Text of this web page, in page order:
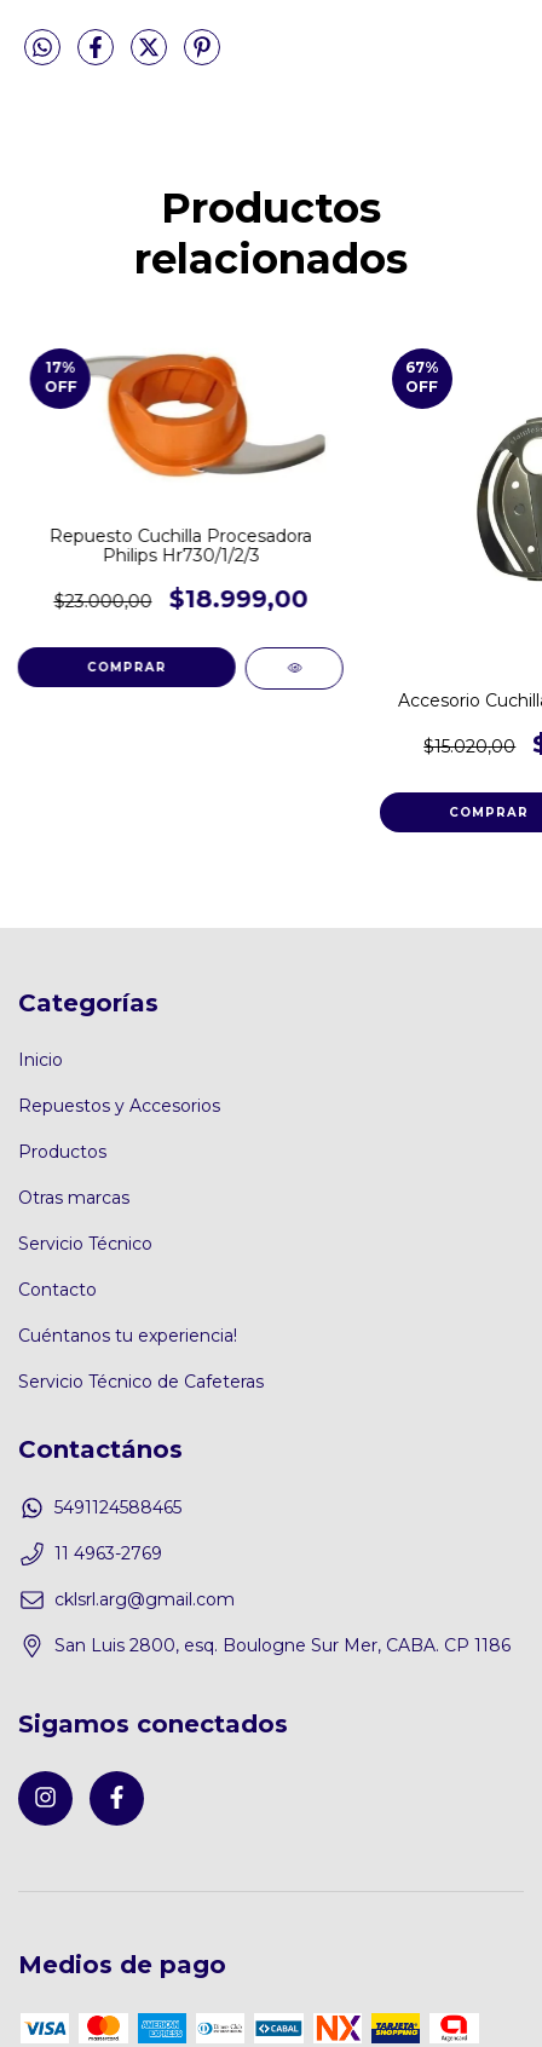
Productos
relacionados
17%
OFF
Repuesto Cuchilla Procesadora
Philips Hr730/1/2/3
$23.000,00 $18.999,00
67%
OFF
Accesorio
$15.020,00
Categorías
Inicio
Repuestos y Accesorios
Productos
Otras marcas
Servicio Técnico
Contacto
Cuéntanos tu experiencia!
Servicio Técnico de Cafeteras
Contactános
5491124588465
11 4963-2769
cklsrl.arg@gmail.com
San Luis 2800, esq. Boulogne Sur Mer, CABA. CP 1186
Sigamos conectados
Medios de pago